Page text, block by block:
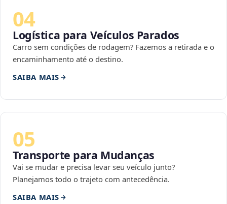
04
Logística para Veículos Parados
Carro sem condições de rodagem? Fazemos a retirada e o
encaminhamento até o destino.
SAIBA MAIS
05
Transporte para Mudanças
Vai se mudar e precisa levar seu veículo junto?
Planejamos todo o trajeto com antecedência.
SAIBA MAIS